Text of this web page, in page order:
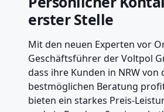
erster Stelle
Mit den neuen Experten vor
Geschäftsführer der Voltpol
dass ihre Kunden in NRW von
bestmöglichen Beratung
bieten ein starkes Preis-